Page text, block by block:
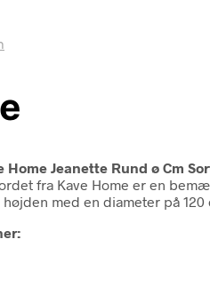
Home Jeanette Rund ø Cm
fra Kave Home er en
med en diameter på